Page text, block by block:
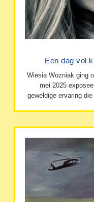
Een dag vol
Wiesia Wozniak ging
mei 2025
geweldige ervaring